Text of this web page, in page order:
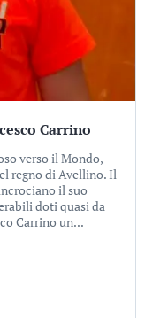
Carrino
verso il Mondo,
regno di Avellino. Il
il suo
doti quasi da
Carrino un...